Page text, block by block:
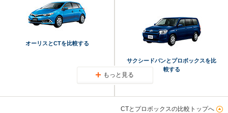
オーリスとCTを比較する
サクシードバンとプロボックスを比
較する
もっと見る
CTとプロボックスの比較トップへ